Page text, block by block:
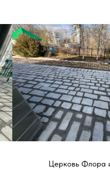
Церковь Флора